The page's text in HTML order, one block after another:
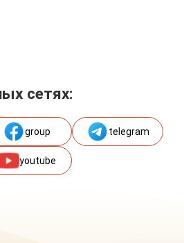
сетях:
group telegram
youtube